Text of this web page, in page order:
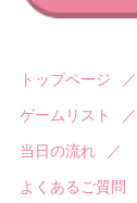
トップページ ／
ゲームリスト ／
当日の流れ ／
よくあるご質問